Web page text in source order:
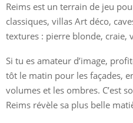
Reims est un terrain de jeu
classiques, villas Art déco,
textures : pierre blonde, craie,
Si tu es amateur d’image,
tôt le matin pour les façades,
volumes et les ombres. C’est
Reims révèle sa plus belle